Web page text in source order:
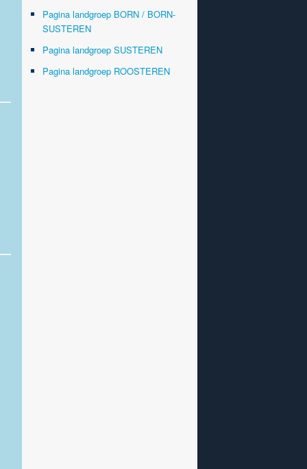
Pagina landgroep BORN / BORN-
SUSTEREN
Pagina landgroep SUSTEREN
Pagina landgroep ROOSTEREN